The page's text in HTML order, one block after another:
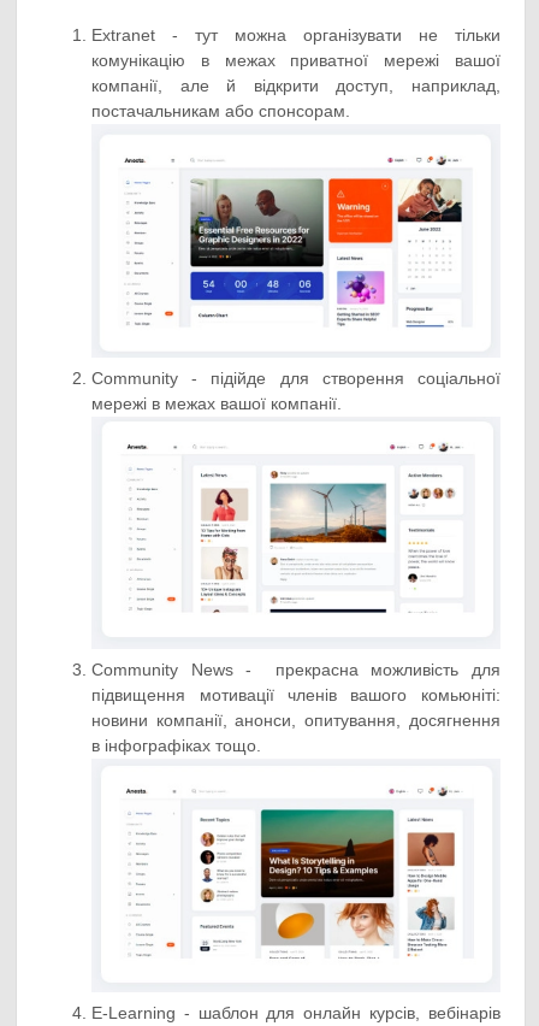
Extranet - тут можна організувати не тільки
комунікацію в межах приватної мережі вашої
компанії, але й відкрити доступ, наприклад,
постачальникам або спонсорам.
Community - підійде для створення соціальної
мережі в межах вашої компанії.
Community News - прекрасна можливість для
підвищення мотивації членів вашого комьюніті:
новини компанії, анонси, опитування, досягнення
в інфографіках тощо.
E-Learning - шаблон для онлайн курсів, вебінарів